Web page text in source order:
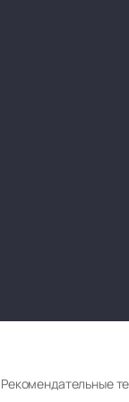
Рекомендательные